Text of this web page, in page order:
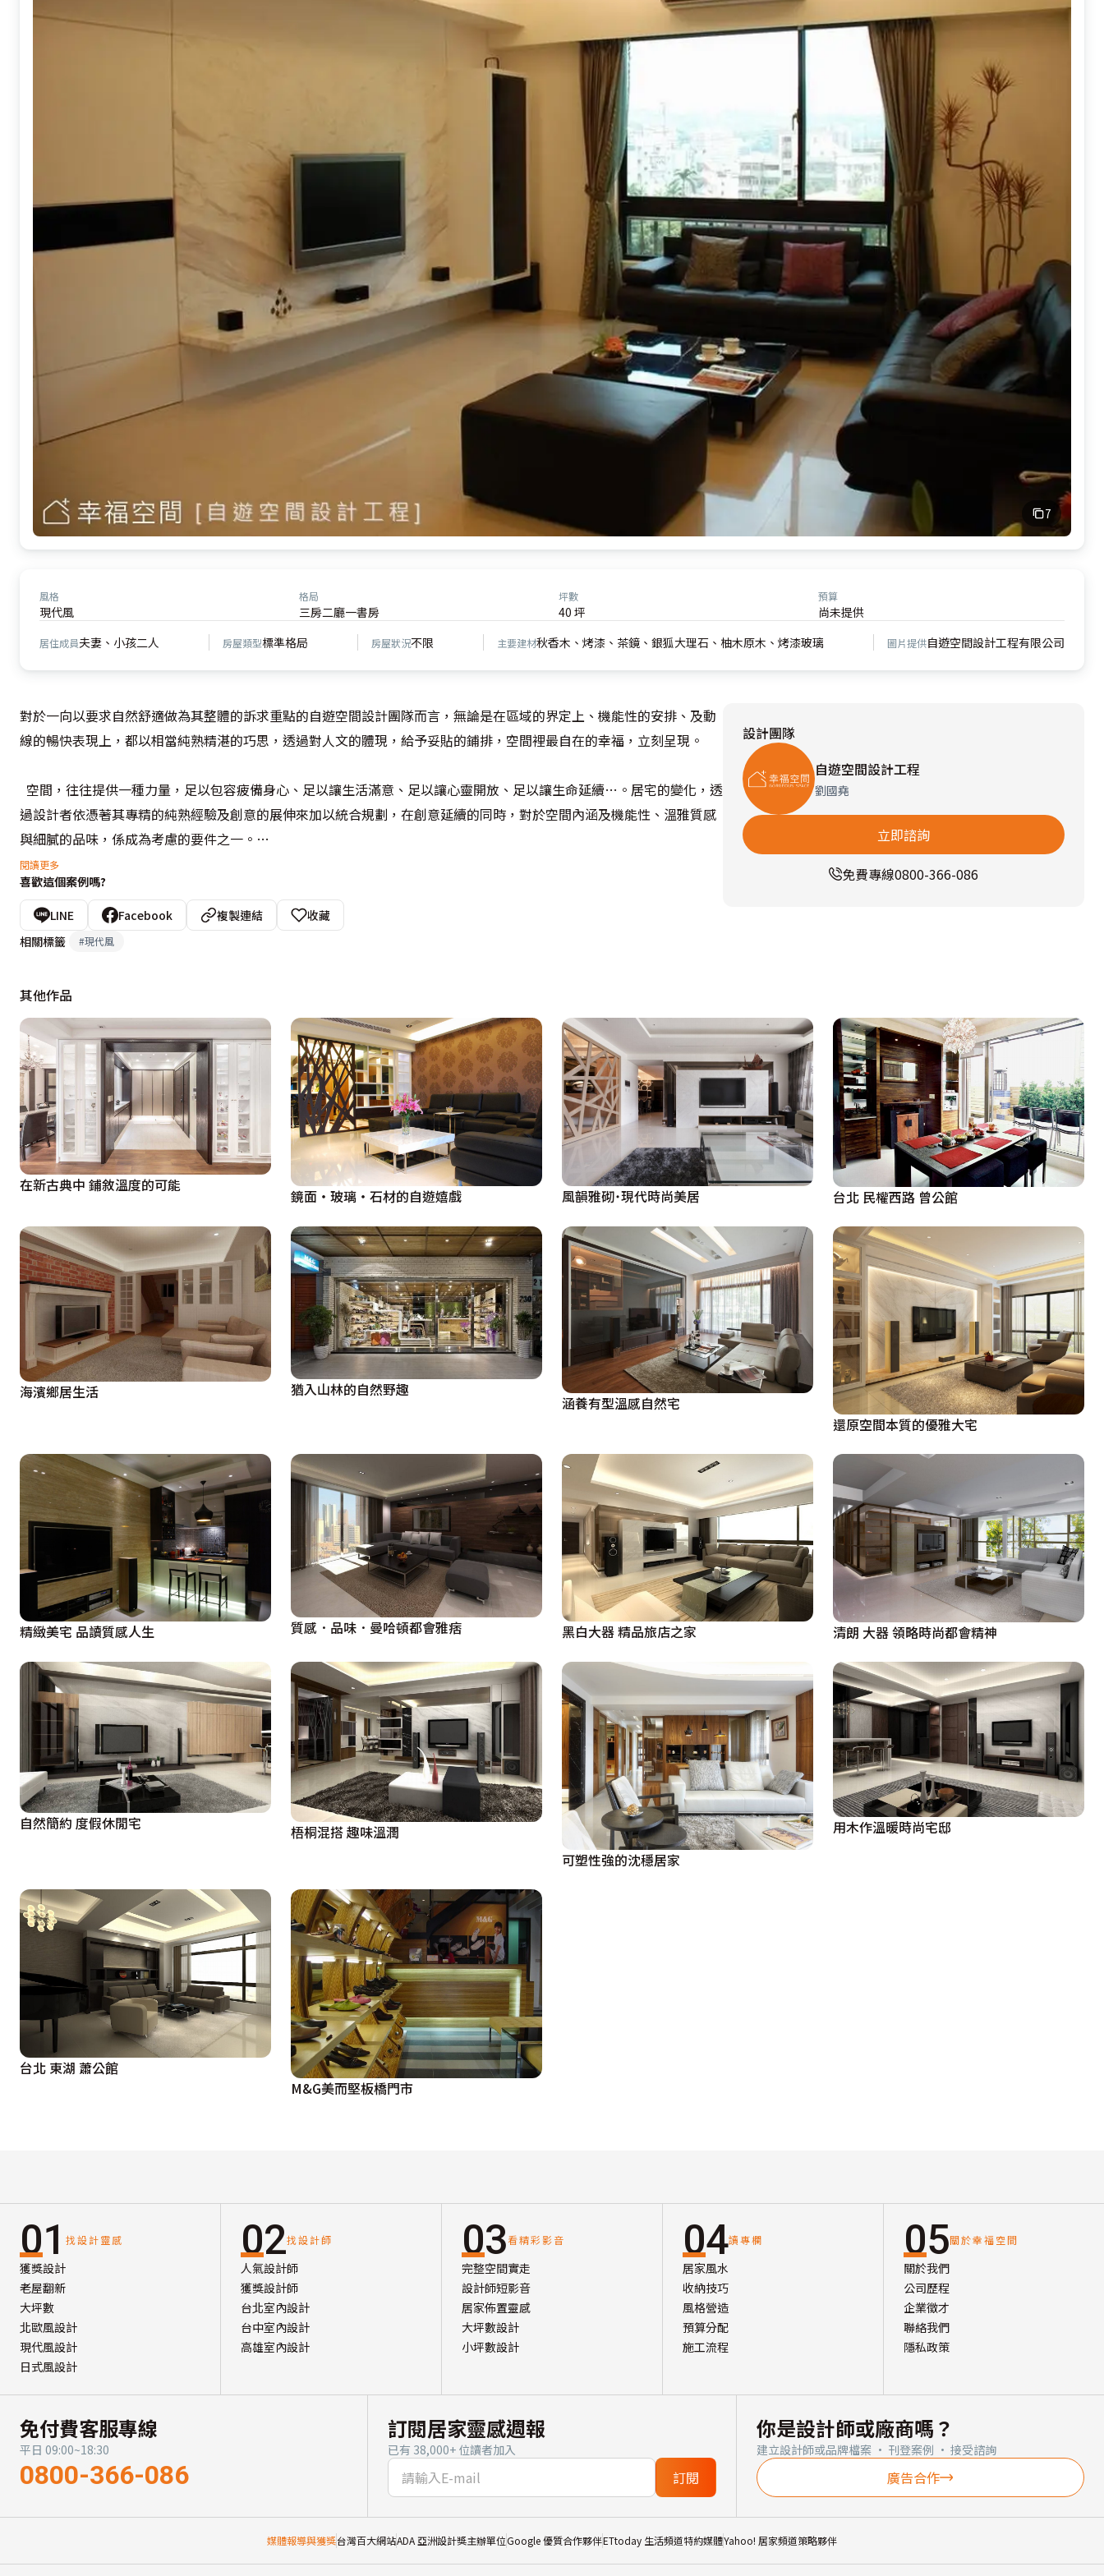
7
風格
現代風
格局
三房二廳一書房
坪數
40 坪
預算
尚未提供
居住成員夫妻、小孩二人 房屋類型標準格局 房屋狀況不限 主要建材秋香木、烤漆、茶鏡、銀狐大理石、柚木原木、烤漆玻璃 圖片提供自遊空間設計工程有限公司
對於一向以要求自然舒適做為其整體的訴求重點的自遊空間設計團隊而言，無論是在區域的界定上、機能性的安排、及動
線的暢快表現上，都以相當純熟精湛的巧思，透過對人文的體現，給予妥貼的鋪排，空間裡最自在的幸福，立刻呈現。
  空間，往往提供一種力量，足以包容疲備身心、足以讓生活滿意、足以讓心靈開放、足以讓生命延續…。居宅的變化，透
過設計者依憑著其專精的純熟經驗及創意的展伸來加以統合規劃，在創意延續的同時，對於空間內涵及機能性、溫雅質感
與細膩的品味，係成為考慮的要件之一。
  玄關區域以秋香木搭配黑鏡作為鞋櫃及端景的效果，深淺之間的色系完整的呈現空間的層次表現，也同時將現代簡約的線
條，於此開始向內展延開來。客廳主牆以白色銀狐大理石為主要建材，空間透過白色處理，減少了視覺上的壓迫也間接的
放大了空間。一旁以墨鏡成為與女孩房之間的界定，同時黑白之間的比例，讓場域的俐落表情，更為明確。女孩房巧妙的
的厚重的視覺效果。
  餐廳區域以吊燈、秋香木搭配茶鏡作為餐具櫃的整體搭配，加深空間的通透感之外，更將餐敘區域營造出低調奢華的氛
圍。天花的安排上，以茶鏡來加深空間的高度效果，主牆以線板搭配烤漆做出立體觸感，將視覺向上延展開來。書房以溫
潤的實木材質鋪設，地板下方設計師將它規劃為收納空間，櫃體將下方以間接光源鋪設成為展示區域，豐富空間的層次
感。
  主臥部分以烤漆玻璃做為主臥衣櫃部分的處理，同時透過深淺顏色搭配，減少空間裡給予視覺的壓迫感。於窗下設計臥榻
區，桌子規劃為可動式，富使用機能，下方則安排收納空間。自遊空間團隊一直以細膩且獨到的創意詮釋每一處空間，闊
綽與朗明係其主述的空間語彙。居宅，不單只是線條及顏色的堆砌，經由居住者的肯定及空間精緻的安排，共同成為生活
及品味安排最佳的代言。
閱讀更多
喜歡這個案例嗎?
LINE Facebook 複製連結
收藏
相關標籤
#現代風
設計團隊
自遊空間設計工程
劉國堯
立即諮詢
免費專線0800-366-086
其他作品
在新古典中 鋪敘溫度的可能
鏡面‧玻璃‧石材的自遊嬉戲 風韻雅砌˙現代時尚美居 台北 民權西路 曾公館
海濱鄉居生活 猶入山林的自然野趣
涵養有型溫感自然宅
還原空間本質的優雅大宅
精緻美宅 品讀質感人生 質感．品味．曼哈頓都會雅痞 黑白大器 精品旅店之家 清朗 大器 領略時尚都會精神
自然簡約 度假休閒宅
梧桐混搭 趣味溫潤
可塑性強的沈穩居家
用木作溫暖時尚宅邸
台北 東湖 蕭公館
M&G美而堅板橋門市
01 找設計靈感
獲獎設計
老屋翻新
大坪數
北歐風設計
現代風設計
日式風設計
02找設計師
人氣設計師
獲獎設計師
台北室內設計
台中室內設計
高雄室內設計
03看精彩影音
完整空間實走
設計師短影音
居家佈置靈感
大坪數設計
小坪數設計
04讀專欄
居家風水
收納技巧
風格營造
預算分配
施工流程
05關於幸福空間
關於我們
公司歷程
企業徵才
聯絡我們
隱私政策
免付費客服專線
平日 09:00~18:30
0800-366-086
訂閱居家靈感週報
已有 38,000+ 位讀者加入
訂閱
你是設計師或廠商嗎？
建立設計師或品牌檔案 · 刊登案例 · 接受諮詢
廣告合作
媒體報導與獲獎台灣百大網站ADA 亞洲設計獎主辦單位Google 優質合作夥伴ETtoday 生活頻道特約媒體Yahoo! 居家頻道策略夥伴